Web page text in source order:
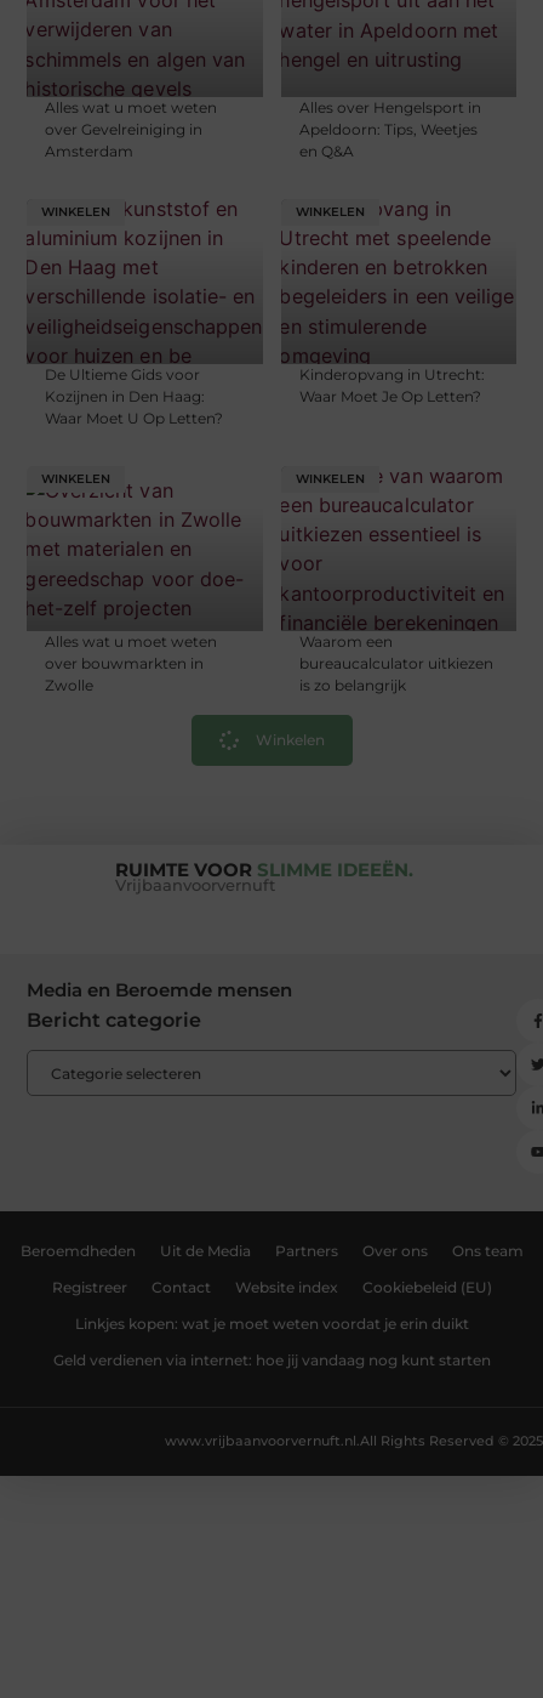
Alles wat u moet weten
over Gevelreiniging in
Amsterdam
Alles over Hengelsport in
Apeldoorn: Tips, Weetjes
en Q&A
WINKELEN
De Ultieme Gids voor
Kozijnen in Den Haag:
Waar Moet U Op Letten?
WINKELEN
Kinderopvang in Utrecht:
Waar Moet Je Op Letten?
WINKELEN
Alles wat u moet weten
over bouwmarkten in
Zwolle
WINKELEN
Waarom een
bureaucalculator uitkiezen
is zo belangrijk
Winkelen
RUIMTE VOOR SLIMME IDEEËN.
Vrijbaanvoorvernuft
Media en Beroemde mensen
Bericht categorie
Beroemdheden Uit de Media Partners Over ons Ons team
Registreer Contact Website index Cookiebeleid (EU)
Linkjes kopen: wat je moet weten voordat je erin duikt
Geld verdienen via internet: hoe jij vandaag nog kunt starten
All Rights Reserved © 2025
www.vrijbaanvoorvernuft.nl.